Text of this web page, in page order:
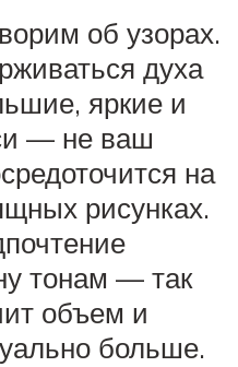
об узорах.
духа
яркие и
— не ваш
на
рисунках.
тонам — так
объем и
больше.